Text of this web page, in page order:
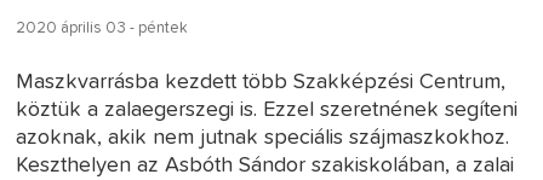
2020 április 03 - péntek
Maszkvarrásba kezdett több Szakképzési Centrum,
köztük a zalaegerszegi is. Ezzel szeretnének segíteni
azoknak, akik nem jutnak speciális szájmaszkokhoz.
Keszthelyen az Asbóth Sándor szakiskolában, a zalai